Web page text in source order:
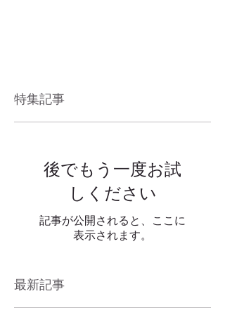
特集記事
後でもう一度お試
しください
記事が公開されると、ここに
表示されます。
最新記事